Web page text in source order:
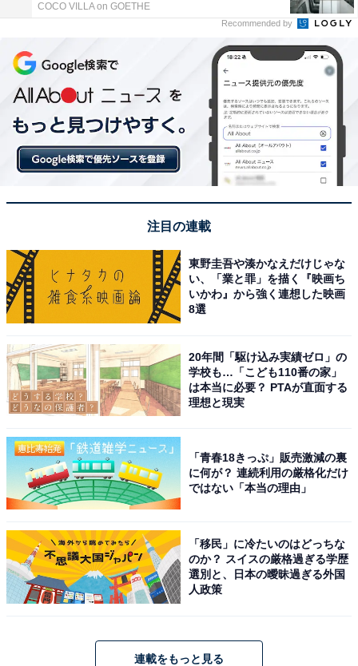
COCO VILLA on GOETHE
Recommended by
注目の連載
東野圭吾や湊かなえだけじゃな
い、「業と罪」を描く『映画ち
いかわ』から強く連想した映画
8選
20年間「駆け込み実績ゼロ」の
学校も…「こども110番の家」
は本当に必要？ PTAが直面する
理想と現実
「青春18きっぷ」販売激減の裏
に何が？ 連続利用の厳格化だけ
ではない「本当の理由」
「移民」に冷たいのはどっちな
のか？ スイスの厳格過ぎる学歴
選別と、日本の曖昧過ぎる外国
人政策
連載をもっと見る